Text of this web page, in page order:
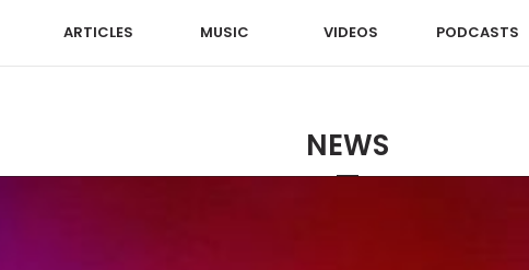
ARTICLES MUSIC VIDEOS PODCASTS
NEWS